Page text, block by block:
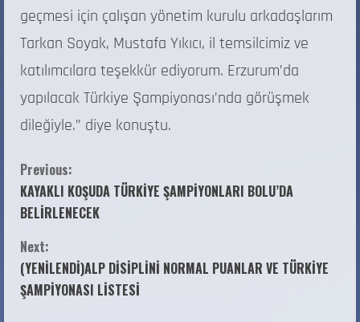
geçmesi için çalışan yönetim kurulu arkadaşlarım
Tarkan Soyak, Mustafa Yıkıcı, il temsilcimiz ve
katılımcılara teşekkür ediyorum. Erzurum’da
yapılacak Türkiye Şampiyonası’nda görüşmek
dileğiyle.” diye konuştu.
Previous:
KAYAKLI KOŞUDA TÜRKİYE ŞAMPİYONLARI BOLU’DA
BELİRLENECEK
Next:
(YENİLENDİ)ALP DİSİPLİNİ NORMAL PUANLAR VE TÜRKİYE
ŞAMPİYONASI LİSTESİ